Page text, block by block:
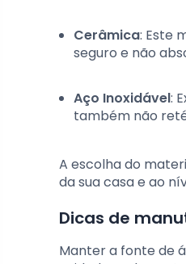
Cerâmica: Este
seguro e não
Aço Inoxidável:
também não
A escolha do
da sua casa e ao
Dicas de
Manter a fonte de